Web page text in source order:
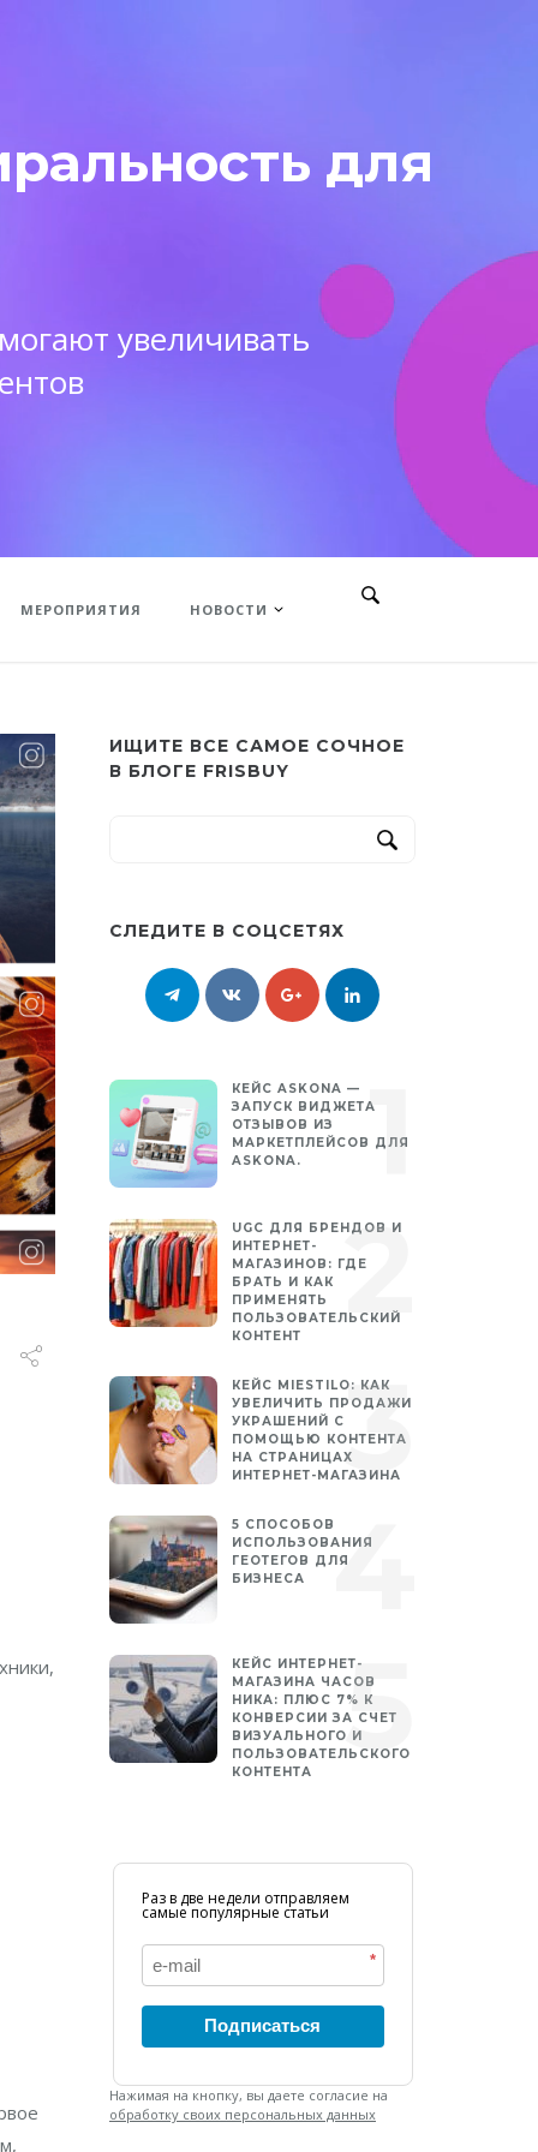
для
увеличивать
МЕРОПРИЯТИЯ НОВОСТИ
ИЩИТЕ ВСЕ САМОЕ СОЧНОЕ
В БЛОГЕ FRISBUY
СЛЕДИТЕ В СОЦСЕТЯХ
КЕЙС ASKONA —
ЗАПУСК ВИДЖЕТА
ОТЗЫВОВ ИЗ
МАРКЕТПЛЕЙСОВ ДЛЯ
ASKONA.
UGC ДЛЯ БРЕНДОВ И
ИНТЕРНЕТ-
МАГАЗИНОВ: ГДЕ
БРАТЬ И КАК
ПРИМЕНЯТЬ
ПОЛЬЗОВАТЕЛЬСКИЙ
КОНТЕНТ
КЕЙС MIESTILO: КАК
УВЕЛИЧИТЬ ПРОДАЖИ
УКРАШЕНИЙ С
ПОМОЩЬЮ КОНТЕНТА
НА СТРАНИЦАХ
ИНТЕРНЕТ-МАГАЗИНА
5 СПОСОБОВ
ИСПОЛЬЗОВАНИЯ
ГЕОТЕГОВ ДЛЯ
БИЗНЕСА
КЕЙС ИНТЕРНЕТ-
МАГАЗИНА ЧАСОВ
НИКА: ПЛЮС 7% К
КОНВЕРСИИ ЗА СЧЕТ
ВИЗУАЛЬНОГО И
ПОЛЬЗОВАТЕЛЬСКОГО
КОНТЕНТА
Раз в две недели отправляем
самые популярные статьи
*
Подписаться
Нажимая на кнопку, вы даете согласие на
обработку своих персональных данных